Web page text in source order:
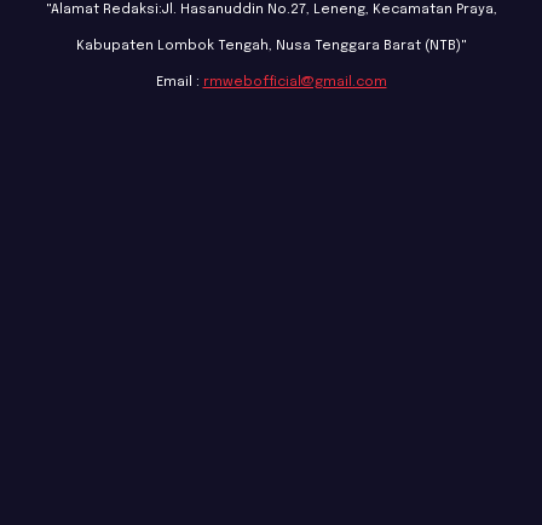
"Alamat Redaksi:Jl. Hasanuddin No.27, Leneng, Kecamatan Praya,
Kabupaten Lombok Tengah, Nusa Tenggara Barat (NTB)"
Email : rmwebofficial@gmail.com